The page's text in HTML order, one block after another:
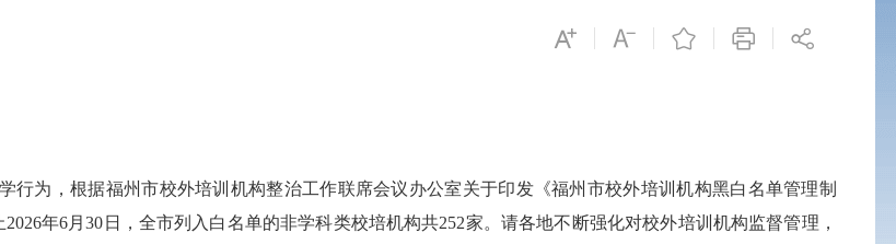
行为，根据福州市校外培训机构整治工作联席会议办公室关于印发《福州市校外培训机构黑白名单管理制
年6月30日，全市列入白名单的非学科类校培机构共252家。请各地不断强化对校外培训机构监督管理，